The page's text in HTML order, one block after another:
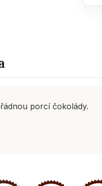
porcí čokolády.